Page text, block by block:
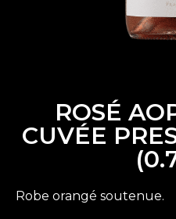
ROSÉ
CUVÉE
Robe orangé soutenue.